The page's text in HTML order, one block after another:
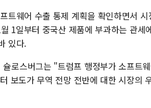
트웨어 수출 통제 계획을 확인하면서
1일부터 중국산 제품에 부과하는 관세
있다.
로스버그는 "트럼프 행정부가 소프트
보도가 무역 전망 전반에 대한 시장의